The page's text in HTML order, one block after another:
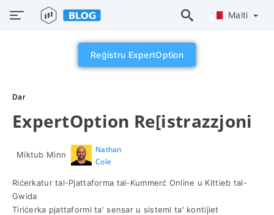
Malti
Reġistru ExpertOption
Dar
ExpertOption Re[istrazzjoni
Miktub Minn
Nathan
Cole
Riċerkatur tal-Pjattaforma tal-Kummerċ Online u Kittieb tal-
Gwida
Tiriċerka pjattaformi ta' sensar u sistemi ta' kontijiet